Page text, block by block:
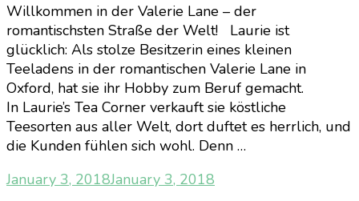
Willkommen in der Valerie Lane – der
romantischsten Straße der Welt! Laurie ist
glücklich: Als stolze Besitzerin eines kleinen
Teeladens in der romantischen Valerie Lane in
Oxford, hat sie ihr Hobby zum Beruf gemacht.
In Laurie’s Tea Corner verkauft sie köstliche
Teesorten aus aller Welt, dort duftet es herrlich, und
die Kunden fühlen sich wohl. Denn …
January 3, 2018January 3, 2018